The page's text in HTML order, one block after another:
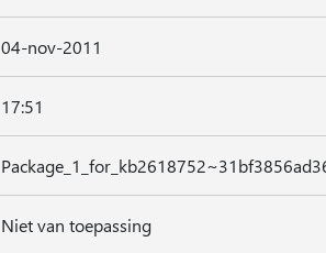
04-nov-2011
17:51
Niet van toepassing